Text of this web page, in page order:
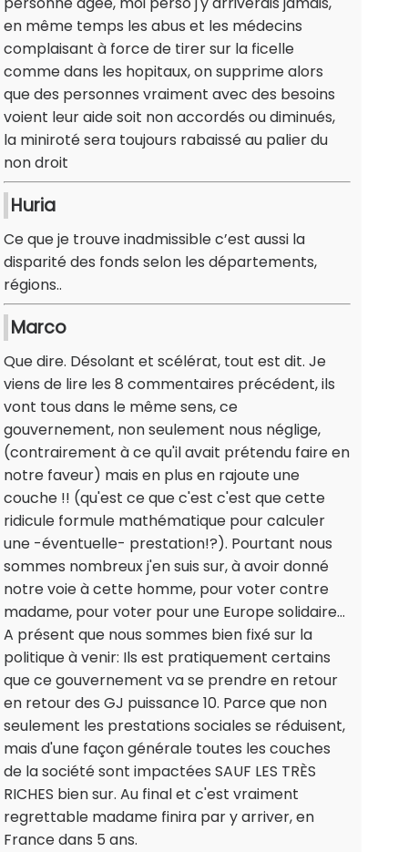
en même temps les abus et les médecins
complaisant à force de tirer sur la ficelle
comme dans les hopitaux, on supprime alors
que des personnes vraiment avec des besoins
voient leur aide soit non accordés ou diminués,
la miniroté sera toujours rabaissé au palier du
non droit
Huria
Ce que je trouve inadmissible c’est aussi la
disparité des fonds selon les départements,
régions..
Marco
Que dire. Désolant et scélérat, tout est dit. Je
viens de lire les 8 commentaires précédent, ils
vont tous dans le même sens, ce
gouvernement, non seulement nous néglige,
(contrairement à ce qu'il avait prétendu faire en
notre faveur) mais en plus en rajoute une
couche !! (qu'est ce que c'est c'est que cette
ridicule formule mathématique pour calculer
une -éventuelle- prestation!?). Pourtant nous
sommes nombreux j'en suis sur, à avoir donné
notre voie à cette homme, pour voter contre
madame, pour voter pour une Europe solidaire...
A présent que nous sommes bien fixé sur la
politique à venir: Ils est pratiquement certains
que ce gouvernement va se prendre en retour
en retour des GJ puissance 10. Parce que non
seulement les prestations sociales se réduisent,
mais d'une façon générale toutes les couches
de la société sont impactées SAUF LES TRÈS
RICHES bien sur. Au final et c'est vraiment
regrettable madame finira par y arriver, en
France dans 5 ans.